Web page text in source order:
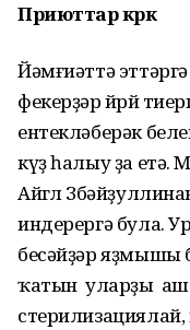
Приюттар кәрәк
Йәмғиәттә
фекерҙәр йөрөй
ентекләберәк
күҙ һалыу ҙа етә.
Айгөл
индерергә була.
бесәйҙәр яҙмышы
ҡатын уларҙы